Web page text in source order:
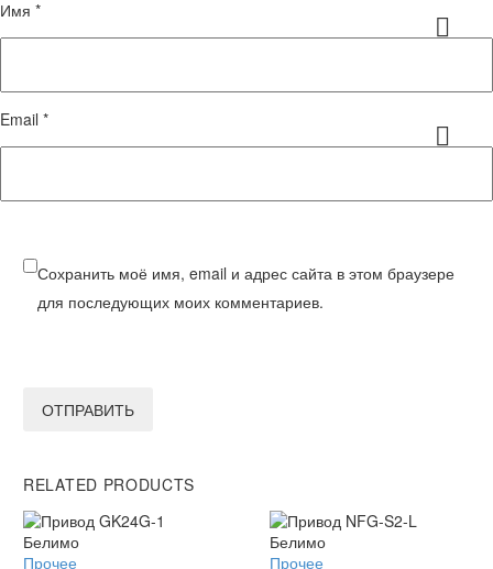
Имя *
Email *
Сохранить моё имя, email и адрес сайта в этом браузере
для последующих моих комментариев.
ОТПРАВИТЬ
RELATED PRODUCTS
Привод
Прочее
Привод
Прочее